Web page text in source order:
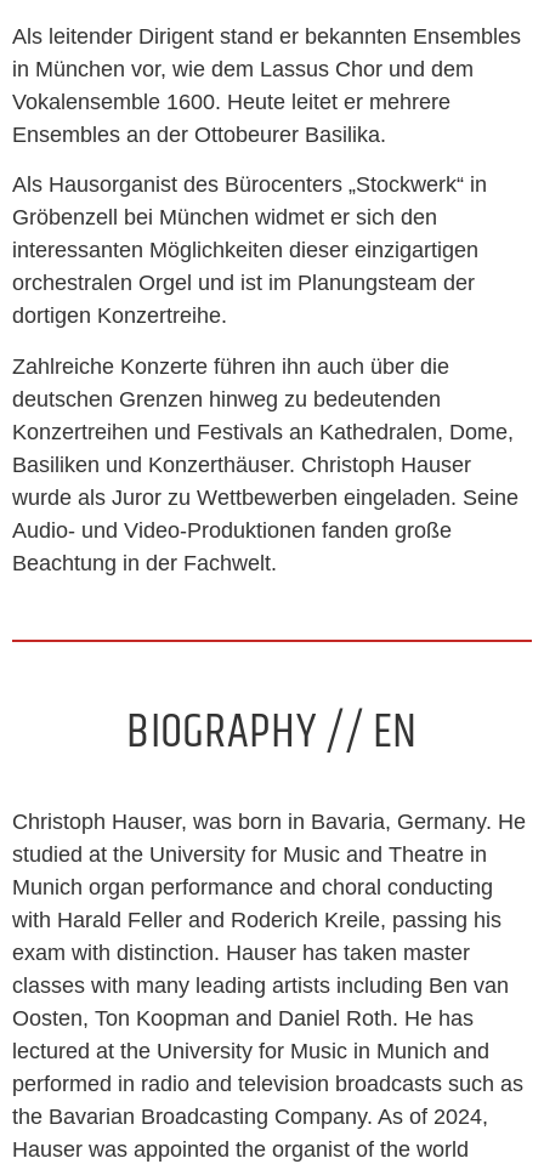
Als leitender Dirigent stand er bekannten Ensembles
in München vor, wie dem Lassus Chor und dem
Vokalensemble 1600. Heute leitet er mehrere
Ensembles an der Ottobeurer Basilika.
Als Hausorganist des Bürocenters „Stockwerk“ in
Gröbenzell bei München widmet er sich den
interessanten Möglichkeiten dieser einzigartigen
orchestralen Orgel und ist im Planungsteam der
dortigen Konzertreihe.
Zahlreiche Konzerte führen ihn auch über die
deutschen Grenzen hinweg zu bedeutenden
Konzertreihen und Festivals an Kathedralen, Dome,
Basiliken und Konzerthäuser. Christoph Hauser
wurde als Juror zu Wettbewerben eingeladen. Seine
Audio- und Video-Produktionen fanden große
Beachtung in der Fachwelt.
BIOGRAPHY // EN
Christoph Hauser, was born in Bavaria, Germany. He
studied at the University for Music and Theatre in
Munich organ performance and choral conducting
with Harald Feller and Roderich Kreile, passing his
exam with distinction. Hauser has taken master
classes with many leading artists including Ben van
Oosten, Ton Koopman and Daniel Roth. He has
lectured at the University for Music in Munich and
performed in radio and television broadcasts such as
the Bavarian Broadcasting Company. As of 2024,
Hauser was appointed the organist of the world